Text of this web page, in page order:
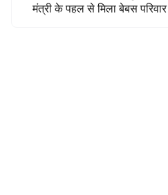
मंत्री के पहल से मिला बेबस परिवार